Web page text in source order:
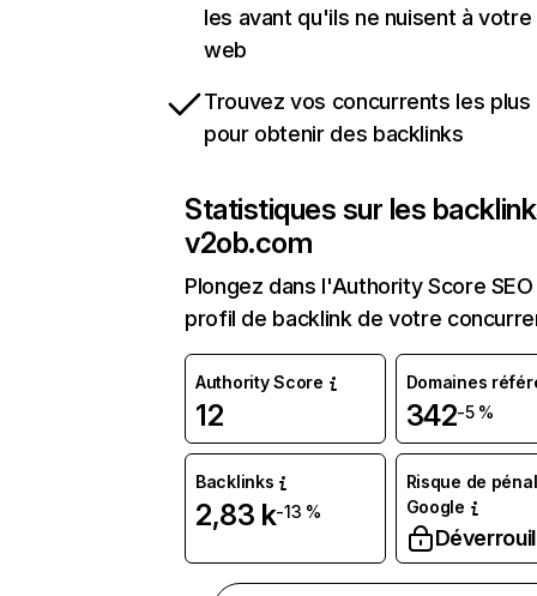
les avant qu'ils ne nuisent à
web
Trouvez vos concurrents les
pour obtenir des backlinks
Statistiques sur les
v2ob.com
Plongez dans l'Authority Score
profil de backlink de votre
Authority Score
12
Domaines
342-5 %
Backlinks
2,83 k-13 %
Risque de
Google